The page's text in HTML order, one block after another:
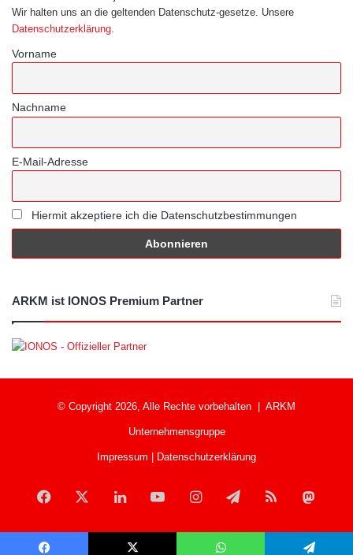
Wir halten uns an die geltenden Datenschutz-gesetze. Unsere
Datenschutzerklärung
Vorname
Nachname
E-Mail-Adresse
Hiermit akzeptiere ich die Datenschutzbestimmungen
ARKM ist IONOS Premium Partner
© Copyright 2026, Alle Rechte vorbehalten | ARKM
Unternehmensgruppe
Impressum Datenschutzerklärung
Facebook LinkedInYouTubeInstagramTelegramRSS